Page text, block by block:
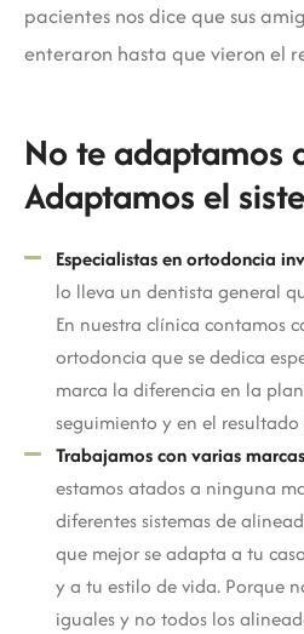
pacientes nos dice que sus
enteraron hasta que vieron el
No te adaptamos
Adaptamos el
Especialistas en ortodoncia
lo lleva un dentista general
En nuestra clínica contamos
ortodoncia que se dedica
marca la diferencia en la
seguimiento y en el
Trabajamos con varias
estamos atados a ninguna
diferentes sistemas de
que mejor se adapta a tu
y a tu estilo de vida. Porque
iguales y no todos los